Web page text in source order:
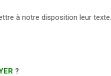
à notre disposition leur texte.
?